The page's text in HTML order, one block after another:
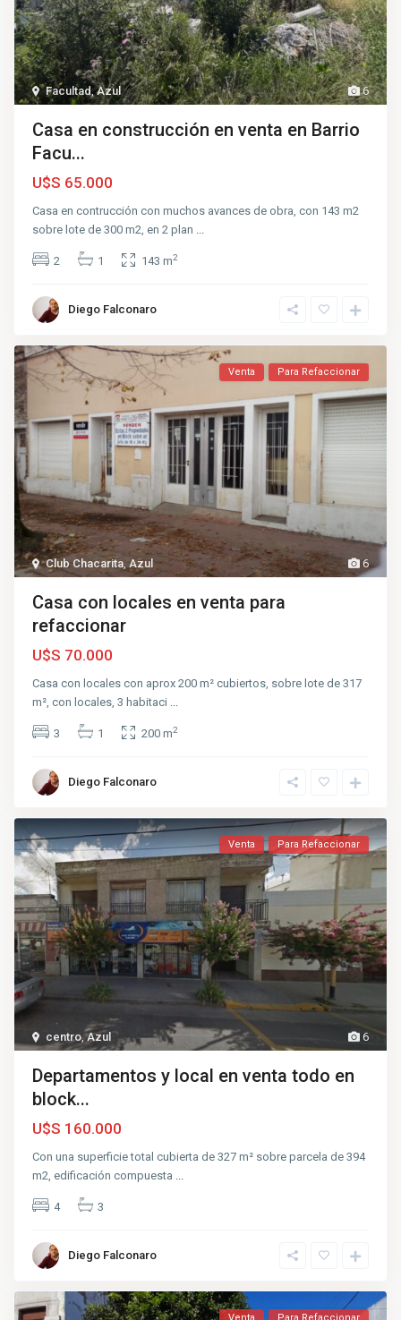
6
Facultad,Azul
Casa en construcción en venta en Barrio
Facu...
U$S 65.000
Casa en contrucción con muchos avances de obra, con 143 m2
sobre lote de 300 m2, en 2 plan
2 1 143 m2
Diego Falconaro
6
Club Chacarita,Azul
Venta Para Refaccionar
Casa con locales en venta para
refaccionar
U$S 70.000
Casa con locales con aprox 200 m² cubiertos, sobre lote de 317
m², con locales, 3 habitaci ...
3 1 200 m2
Diego Falconaro
6
centro,Azul
Venta Para Refaccionar
Departamentos y local en venta todo en
block...
U$S 160.000
Con una superficie total cubierta de 327 m² sobre parcela de 394
m2, edificación compuesta ...
4 3
Diego Falconaro